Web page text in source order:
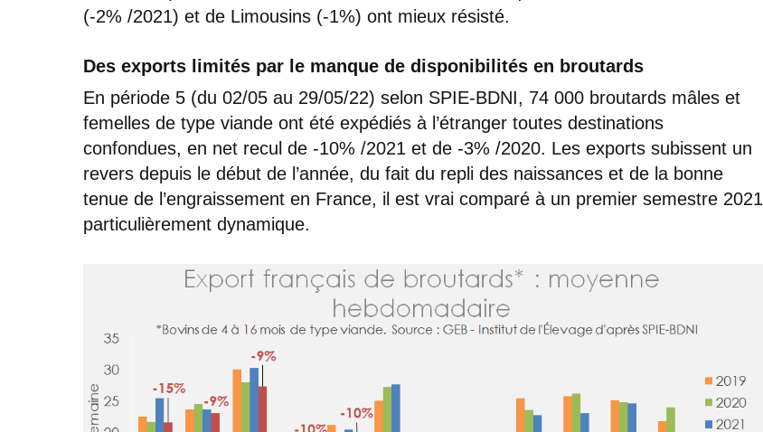
(-2% /2021) et de Limousins (-1%) ont mieux résisté.
Des exports limités par le manque de disponibilités en broutards
En période 5 (du 02/05 au 29/05/22) selon SPIE-BDNI, 74 000 broutards mâles et
femelles de type viande ont été expédiés à l’étranger toutes destinations
confondues, en net recul de -10% /2021 et de -3% /2020. Les exports subissent un
revers depuis le début de l’année, du fait du repli des naissances et de la bonne
tenue de l’engraissement en France, il est vrai comparé à un premier semestre 2021
particulièrement dynamique.